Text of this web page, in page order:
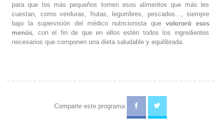
para que los más pequeños tomen esos alimentos que más les
cuestan, como verduras, frutas, legumbres, pescados..., siempre
bajo la supervisión del médico nutricionista quevalorará esos
menús , con el fin de que en ellos estén todos los ingredientes
necesarios que componen una dieta saludable y equilibrada.
Comparte este programa